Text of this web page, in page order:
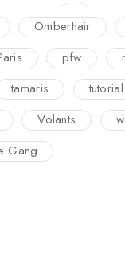
Omberhair
pfw
tamaris
tutorial
Volants
Gang